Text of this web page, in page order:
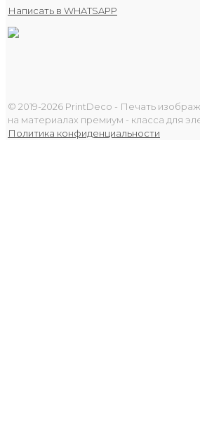
Написать в WHATSAPP
© 2019-2026 PrintDeco - Печать
на материалах премиум - класса для
Политика конфиденциальности